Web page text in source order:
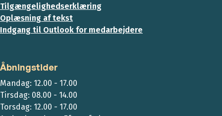
Tilgængelighedserklæring
Oplæsning af tekst
Indgang til Outlook for medarbejdere
Åbningstider
Mandag: 12.00 - 17.00
Tirsdag: 08.00 - 14.00
Torsdag: 12.00 - 17.00